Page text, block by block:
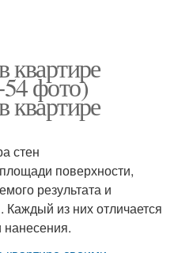
квартире
фото)
квартире
стен
поверхности,
результата и
из них отличается